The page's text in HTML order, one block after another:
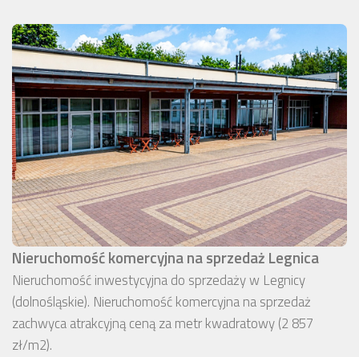
Nieruchomość komercyjna na sprzedaż Legnica
Nieruchomość inwestycyjna do sprzedaży w Legnicy
(dolnośląskie). Nieruchomość komercyjna na sprzedaż
zachwyca atrakcyjną ceną za metr kwadratowy (2 857
zł/m2).